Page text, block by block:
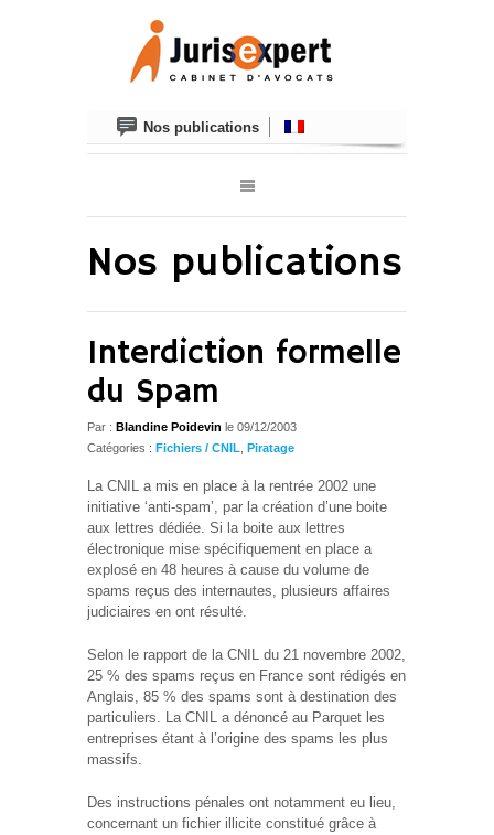
Nos publications
Nos publications
Interdiction formelle
du Spam
Par : Blandine Poidevin le 09/12/2003
Catégories : Fichiers / CNIL Piratage
La CNIL a mis en place à la rentrée 2002 une
initiative ‘anti-spam’, par la création d’une boite
aux lettres dédiée. Si la boite aux lettres
électronique mise spécifiquement en place a
explosé en 48 heures à cause du volume de
spams reçus des internautes, plusieurs affaires
judiciaires en ont résulté.
Selon le rapport de la CNIL du 21 novembre 2002,
25 % des spams reçus en France sont rédigés en
Anglais, 85 % des spams sont à destination des
particuliers. La CNIL a dénoncé au Parquet les
entreprises étant à l’origine des spams les plus
massifs.
Des instructions pénales ont notamment eu lieu,
concernant un fichier illicite constitué grâce à